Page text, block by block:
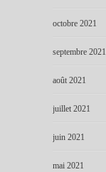
octobre 2021
septembre 2021
août 2021
juillet 2021
juin 2021
mai 2021